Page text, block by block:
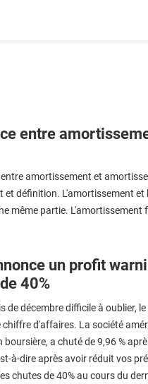
entre
amortissement et
et définition. L'amortissement
même partie. L'amortissement
un profit
40%
de décembre difficile à oublier,
chiffre d'affaires. La société
a chuté de 9,96 %
à-dire après avoir réduit vos
chutes de 40% au cours du